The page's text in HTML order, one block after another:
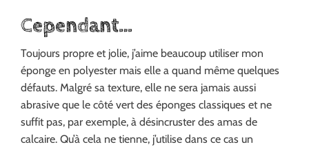
Cependant…
Toujours propre et jolie, j’aime beaucoup utiliser mon
éponge en polyester mais elle a quand même quelques
défauts. Malgré sa texture, elle ne sera jamais aussi
abrasive que le côté vert des éponges classiques et ne
suffit pas, par exemple, à désincruster des amas de
calcaire. Qu’à cela ne tienne, j’utilise dans ce cas un